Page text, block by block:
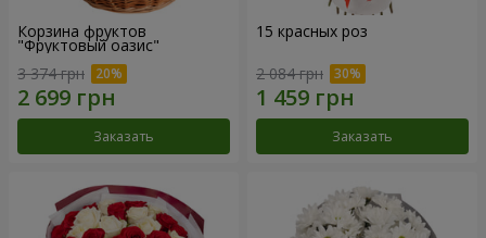
Корзина фруктов
"Фруктовый оазис"
3 374 грн
Заказать
15 красных роз
2 084 грн
Заказать